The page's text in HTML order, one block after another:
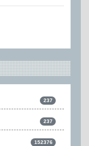
237
237
152376